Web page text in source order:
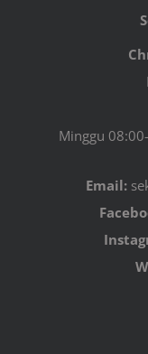
Minggu
Email: